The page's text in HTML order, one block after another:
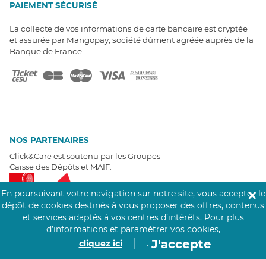
PAIEMENT SÉCURISÉ
La collecte de vos informations de carte bancaire est cryptée
et assurée par Mangopay, société dûment agréée auprès de la
Banque de France.
NOS PARTENAIRES
Click&Care est soutenu par les Groupes
Caisse des Dépôts et MAIF.
EXPERTS À VOTRE ÉCOUTE
En poursuivant votre navigation sur notre site, vous acceptez le
dépôt de cookies destinés à vous proposer des offres, contenus
et services adaptés à vos centres d’intérêts. Pour plus
d’informations et paramétrer vos cookies,
cliquez ici
. J'accepte
✕